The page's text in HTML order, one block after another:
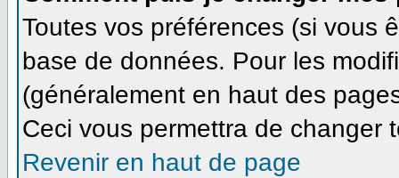
Toutes vos préférences (si vous
base de données. Pour les
(généralement en haut des
Ceci vous permettra de changer
Revenir en haut de page